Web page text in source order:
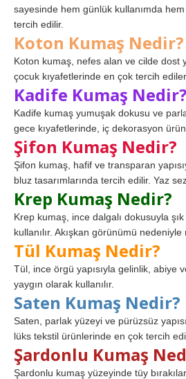
sayesinde hem günlük kullanımda
tercih edilir.
Koton Kumaş Nedir?
Koton kumaş, nefes alan ve cilde dost
çocuk kıyafetlerinde en çok tercih
Kadife Kumaş Nedir?
Kadife kumaş yumuşak dokusu ve
gece kıyafetlerinde, iç dekorasyon
Şifon Kumaş Nedir?
Şifon kumaş, hafif ve transparan
bluz tasarımlarında tercih edilir. Yaz
Krep Kumaş Nedir?
Krep kumaş, ince dalgalı dokusuyla
kullanılır. Akışkan görünümü
Tül Kumaş Nedir?
Tül, ince örgü yapısıyla gelinlik, abiye
yaygın olarak kullanılır.
Saten Kumaş Nedir?
Saten, parlak yüzeyi ve pürüzsüz
lüks tekstil ürünlerinde en çok tercih
Şardonlu Kumaş
Şardonlu kumaş yüzeyinde tüy